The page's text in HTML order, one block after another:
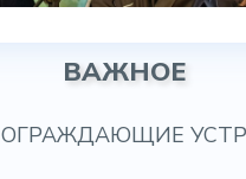
ВАЖНОЕ
ОГРАЖДАЮЩИЕ